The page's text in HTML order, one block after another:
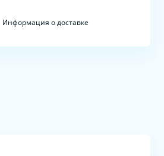
Информация о доставке